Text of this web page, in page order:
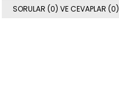
SORULAR (0) VE CEVAPLAR (0)